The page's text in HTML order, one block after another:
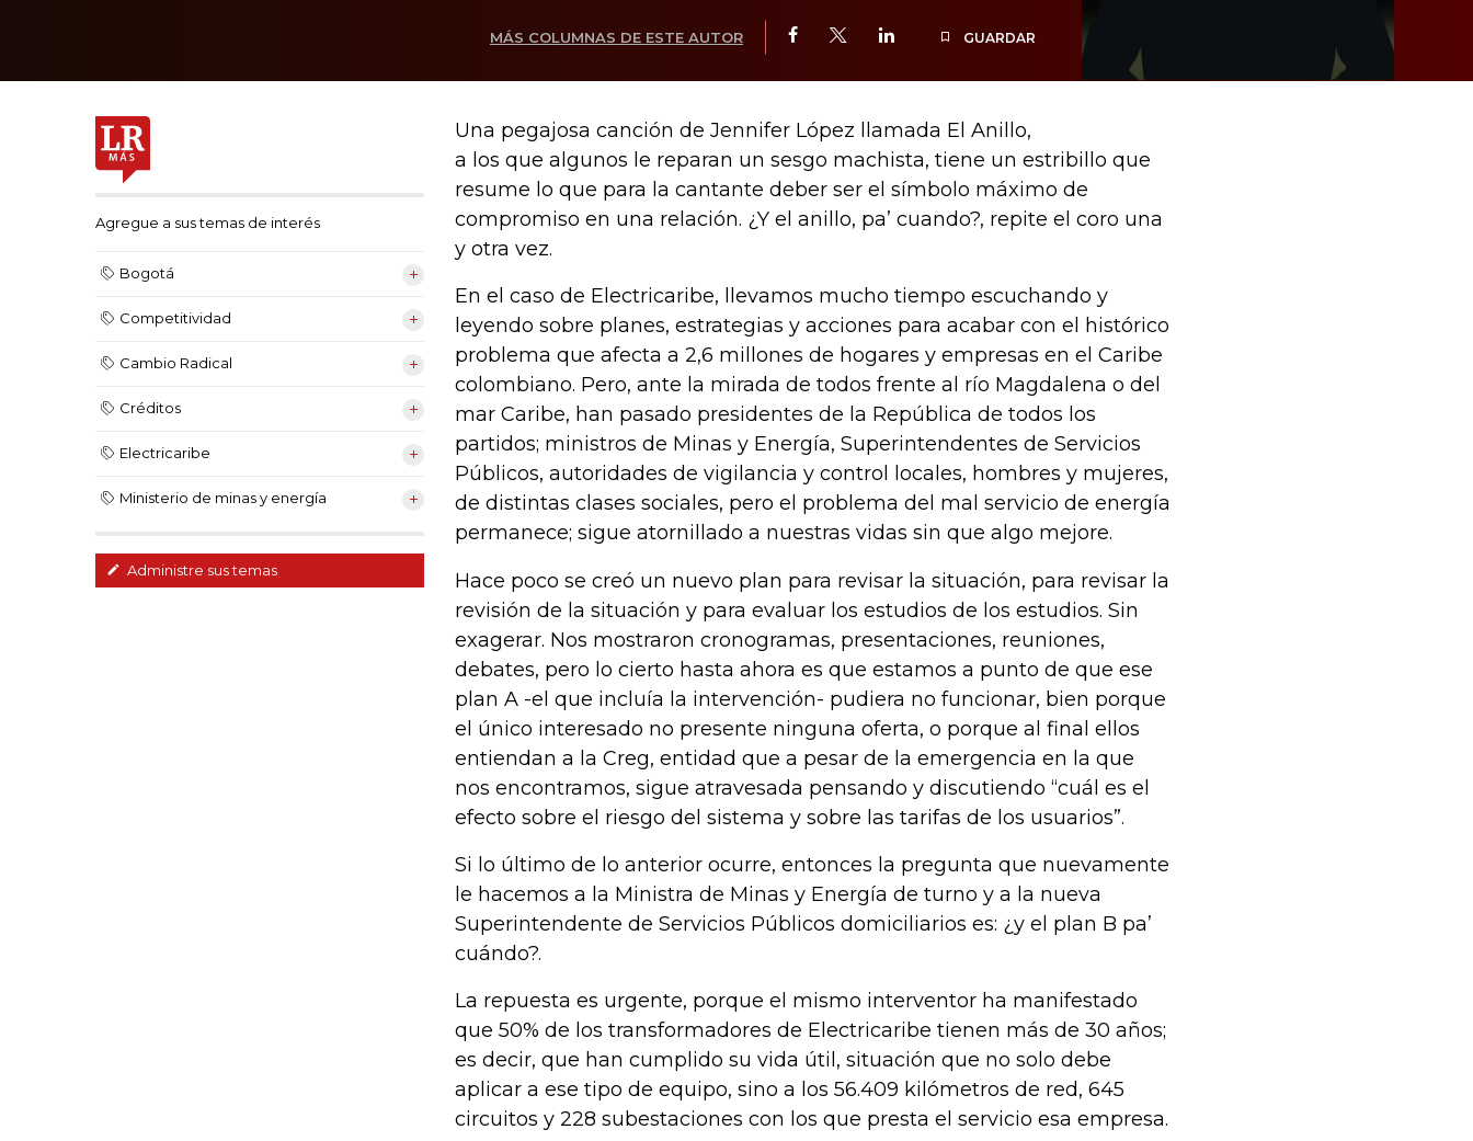
MÁS COLUMNAS DE ESTE AUTOR GUARDAR
Agregue a sus temas de interés
Bogotá
Competitividad
Cambio Radical
Créditos
Electricaribe
Ministerio de minas y energía
Administre sus temas
Una pegajosa canción de Jennifer López llamada El Anillo,
a los que algunos le reparan un sesgo machista, tiene un estribillo que
resume lo que para la cantante deber ser el símbolo máximo de
compromiso en una relación. ¿Y el anillo, pa’ cuando?, repite el coro una
y otra vez.
En el caso de Electricaribe, llevamos mucho tiempo escuchando y
leyendo sobre planes, estrategias y acciones para acabar con el histórico
problema que afecta a 2,6 millones de hogares y empresas en el Caribe
colombiano. Pero, ante la mirada de todos frente al río Magdalena o del
mar Caribe, han pasado presidentes de la República de todos los
partidos; ministros de Minas y Energía, Superintendentes de Servicios
Públicos, autoridades de vigilancia y control locales, hombres y mujeres,
de distintas clases sociales, pero el problema del mal servicio de energía
permanece; sigue atornillado a nuestras vidas sin que algo mejore.
Hace poco se creó un nuevo plan para revisar la situación, para revisar la
revisión de la situación y para evaluar los estudios de los estudios. Sin
exagerar. Nos mostraron cronogramas, presentaciones, reuniones,
debates, pero lo cierto hasta ahora es que estamos a punto de que ese
plan A -el que incluía la intervención- pudiera no funcionar, bien porque
el único interesado no presente ninguna oferta, o porque al final ellos
entiendan a la Creg, entidad que a pesar de la emergencia en la que
nos encontramos, sigue atravesada pensando y discutiendo “cuál es el
efecto sobre el riesgo del sistema y sobre las tarifas de los usuarios”.
Si lo último de lo anterior ocurre, entonces la pregunta que nuevamente
le hacemos a la Ministra de Minas y Energía de turno y a la nueva
Superintendente de Servicios Públicos domiciliarios es: ¿y el plan B pa’
cuándo?.
La repuesta es urgente, porque el mismo interventor ha manifestado
que 50% de los transformadores de Electricaribe tienen más de 30 años;
es decir, que han cumplido su vida útil, situación que no solo debe
aplicar a ese tipo de equipo, sino a los 56.409 kilómetros de red, 645
circuitos y 228 subestaciones con los que presta el servicio esa empresa.